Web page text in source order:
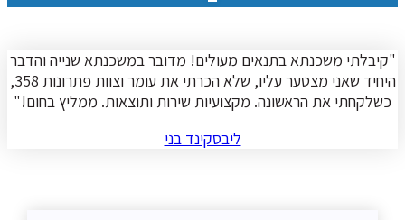
"קיבלתי משכנתא בתנאים מעולים! מדובר במשכנתא שנייה והדבר
היחיד שאני מצטער עליו, שלא הכרתי את עומר וצוות פתרונות 358,
כשלקחתי את הראשונה. מקצועיות שירות ותוצאות. ממליץ בחום!"
ליבסקינד בני